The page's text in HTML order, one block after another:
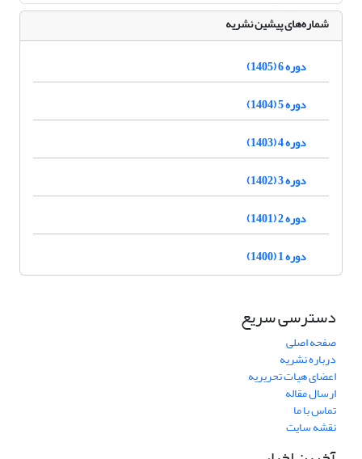
شماره‌های پیشین نشریه
دوره 6 (1405)
دوره 5 (1404)
دوره 4 (1403)
دوره 3 (1402)
دوره 2 (1401)
دوره 1 (1400)
دسترسی سریع
صفحه اصلی
درباره نشریه
اعضای هیات تحریریه
ارسال مقاله
تماس با ما
نقشه سایت